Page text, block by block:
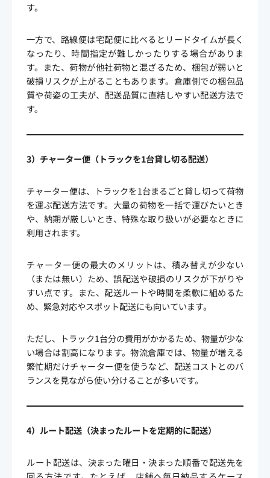
す。
一方で、路線便は宅配便に比べるとリードタイムが長く
なったり、時間指定が難しかったりする場合がありま
す。また、荷物が他社荷物と混ざるため、梱包が弱いと
破損リスクが上がることもあります。倉庫側での梱包品
質や荷姿の工夫が、配送品質に直結しやすい配送方法で
す。
3）チャーター便（トラックを1台貸し切る配送）
チャーター便は、トラックを1台まるごと貸し切って荷物
を運ぶ配送方法です。大量の荷物を一括で運びたいとき
や、納期が厳しいとき、特殊な取り扱いが必要なときに
利用されます。
チャーター便の最大のメリットは、積み替えが少ない
（または無い）ため、誤配送や破損のリスクが下がりや
すい点です。また、配送ルートや時間を柔軟に組めるた
め、緊急対応やスポット配送にも向いています。
ただし、トラック1台分の費用がかかるため、物量が少な
い場合は割高になります。物流倉庫では、物量が増える
繁忙期だけチャーター便を使うなど、配送コストとのバ
ランスを見ながら使い分けることが多いです。
4）ルート配送（決まったルートを定期的に配送）
ルート配送は、決まった曜日・決まった順番で配送先を